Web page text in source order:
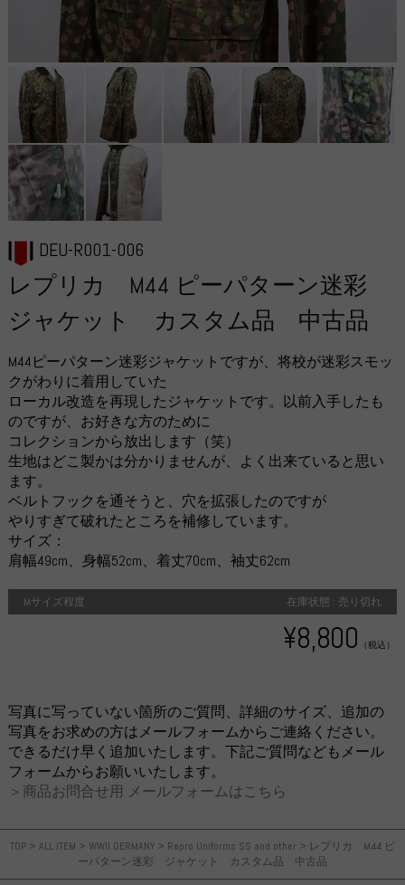
TOP > ALL ITEM > WWII GERMANY > Repro Uniforms SS and other > レプリカ M44 ピ
ーパターン迷彩 ジャケット カスタム品 中古品
DEU-R001-006
レプリカ M44 ピーパターン迷彩
ジャケット カスタム品 中古品
M44ピーパターン迷彩ジャケットですが、将校が迷彩スモッ
クがわりに着用していた
ローカル改造を再現したジャケットです。以前入手したも
のですが、お好きな方のために
コレクションから放出します（笑）
生地はどこ製かは分かりませんが、よく出来ていると思い
ます。
ベルトフックを通そうと、穴を拡張したのですが
やりすぎて破れたところを補修しています。
サイズ：
肩幅49cm、身幅52cm、着丈70cm、袖丈62cm
Mサイズ程度 在庫状態 : 売り切れ
¥8,800 （税込）
写真に写っていない箇所のご質問、詳細のサイズ、追加の
写真をお求めの方はメールフォームからご連絡ください。
できるだけ早く追加いたします。下記ご質問などもメール
フォームからお願いいたします。
＞商品お問合せ用 メールフォームはこちら